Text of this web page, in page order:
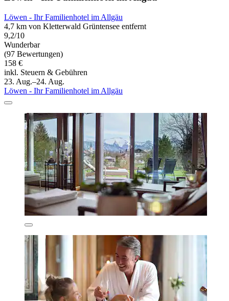
Löwen - Ihr Familienhotel im Allgäu
4,7 km von Kletterwald Grüntensee entfernt
9,2/10
Wunderbar
(97 Bewertungen)
158 €
inkl. Steuern & Gebühren
23. Aug.–24. Aug.
Löwen - Ihr Familienhotel im Allgäu